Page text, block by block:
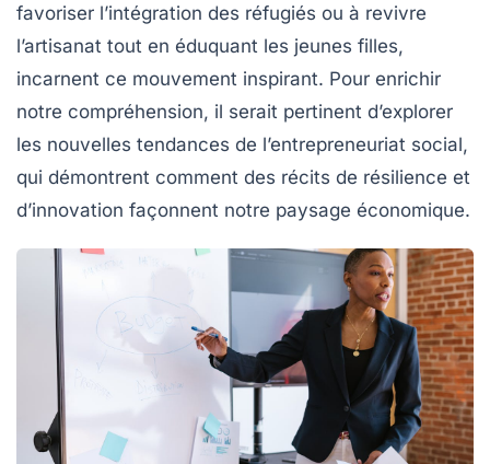
favoriser l’intégration des réfugiés ou à revivre
l’artisanat tout en éduquant les jeunes filles,
incarnent ce mouvement inspirant. Pour enrichir
notre compréhension, il serait pertinent d’explorer
les nouvelles tendances de l’entrepreneuriat social,
qui démontrent comment des récits de résilience et
d’innovation façonnent notre paysage économique.